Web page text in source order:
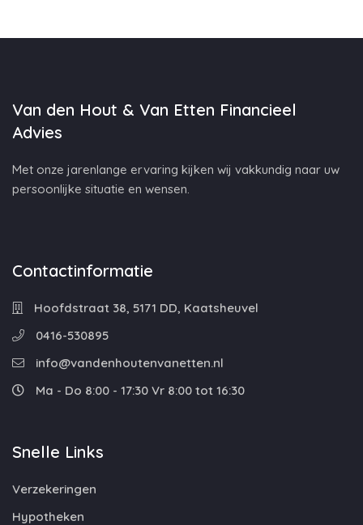
Van den Hout & Van Etten Financieel
Advies
Met onze jarenlange ervaring kijken wij vakkundig naar uw
persoonlijke situatie en wensen.
Contactinformatie
Hoofdstraat 38, 5171 DD, Kaatsheuvel
0416-530895
info@vandenhoutenvanetten.nl
Ma - Do 8:00 - 17:30 Vr 8:00 tot 16:30
Snelle Links
Verzekeringen
Hypotheken